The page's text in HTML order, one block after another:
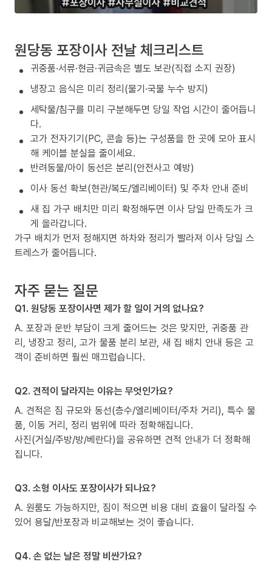
원당동 포장이사 전날 체크리스트
귀중품·서류·현금·귀금속은 별도 보관(직접 소지 권장)
냉장고 음식은 미리 정리(물기·국물 누수 방지)
세탁물/침구를 미리 구분해두면 당일 작업 시간이 줄어듭니
다.
고가 전자기기(PC, 콘솔 등)는 구성품을 한 곳에 모아 표시
해 케이블 분실을 줄이세요.
반려동물/아이 동선은 분리(안전사고 예방)
이사 동선 확보(현관/복도/엘리베이터) 및 주차 안내 준비
새 집 가구 배치만 미리 확정해두면 이사 당일 만족도가 크
게 올라갑니다.
가구 배치가 먼저 정해지면 하차와 정리가 빨라져 이사 당일 스
트레스가 줄어듭니다.
자주 묻는 질문
Q1. 원당동 포장이사면 제가 할 일이 거의 없나요?
A. 포장과 운반 부담이 크게 줄어드는 것은 맞지만, 귀중품 관
리, 냉장고 정리, 고가 물품 분리 보관, 새 집 배치 안내 등은 고
객이 준비하면 훨씬 매끄럽습니다.
Q2. 견적이 달라지는 이유는 무엇인가요?
A. 견적은 짐 규모와 동선(층수/엘리베이터/주차 거리), 특수 물
품, 이동 거리, 정리 범위에 따라 정확해집니다.
사진(거실/주방/방/베란다)을 공유하면 견적 안내가 더 정확해
집니다.
Q3. 소형 이사도 포장이사가 되나요?
A. 원룸도 가능하지만, 짐이 적으면 비용 대비 효율이 달라질 수
있어 용달/반포장과 비교해보는 것이 좋습니다.
Q4. 손 없는 날은 정말 비싼가요?